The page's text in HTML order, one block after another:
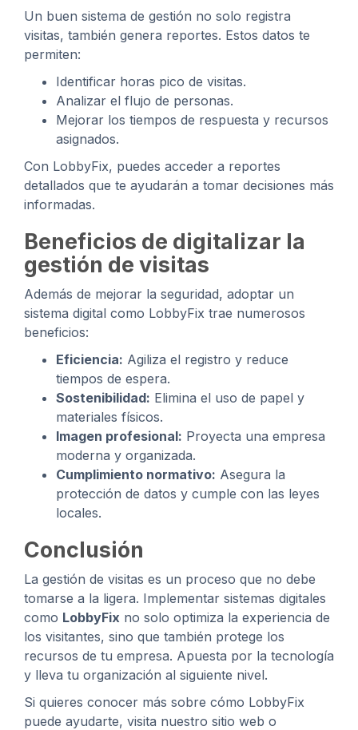
Un buen sistema de gestión no solo registra
visitas, también genera reportes. Estos datos te
permiten:
Identificar horas pico de visitas.
Analizar el flujo de personas.
Mejorar los tiempos de respuesta y recursos
asignados.
Con LobbyFix, puedes acceder a reportes
detallados que te ayudarán a tomar decisiones más
informadas.
Beneficios de digitalizar la
gestión de visitas
Además de mejorar la seguridad, adoptar un
sistema digital como LobbyFix trae numerosos
beneficios:
Eficiencia: Agiliza el registro y reduce
tiempos de espera.
Sostenibilidad: Elimina el uso de papel y
materiales físicos.
Imagen profesional: Proyecta una empresa
moderna y organizada.
Cumplimiento normativo: Asegura la
protección de datos y cumple con las leyes
locales.
Conclusión
La gestión de visitas es un proceso que no debe
tomarse a la ligera. Implementar sistemas digitales
como LobbyFix no solo optimiza la experiencia de
los visitantes, sino que también protege los
recursos de tu empresa. Apuesta por la tecnología
y lleva tu organización al siguiente nivel.
Si quieres conocer más sobre cómo LobbyFix
puede ayudarte, visita nuestro sitio web o